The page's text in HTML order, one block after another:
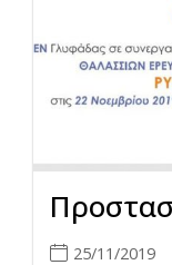
25/11/2019